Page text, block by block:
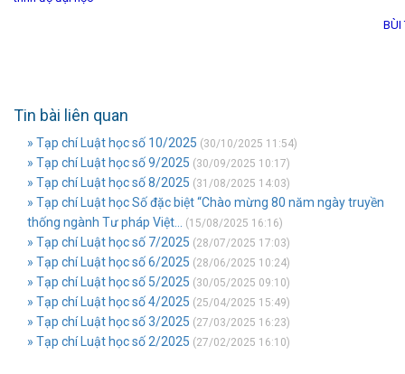
BÙI THỊ
Tin bài liên quan
» Tạp chí Luật học số 10/2025 (30/10/2025 11:54)
» Tạp chí Luật học số 9/2025 (30/09/2025 10:17)
» Tạp chí Luật học số 8/2025 (31/08/2025 14:03)
» Tạp chí Luật học Số đặc biệt “Chào mừng 80 năm ngày truyền
thống ngành Tư pháp Việt...
(15/08/2025 16:16)
» Tạp chí Luật học số 7/2025 (28/07/2025 17:03)
» Tạp chí Luật học số 6/2025 (28/06/2025 10:24)
» Tạp chí Luật học số 5/2025 (30/05/2025 09:10)
» Tạp chí Luật học số 4/2025 (25/04/2025 15:49)
» Tạp chí Luật học số 3/2025 (27/03/2025 16:23)
» Tạp chí Luật học số 2/2025 (27/02/2025 16:10)